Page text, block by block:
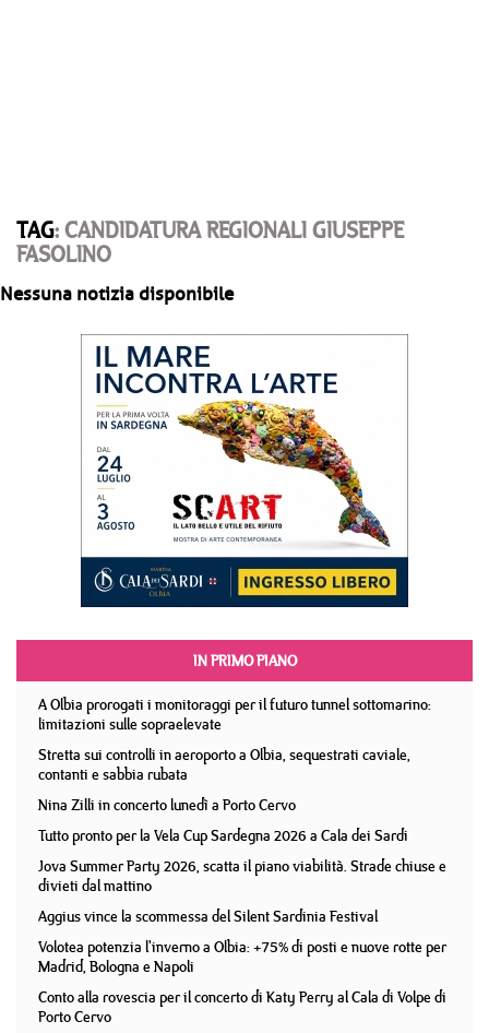
TAG: CANDIDATURA REGIONALI GIUSEPPE
FASOLINO
Nessuna notizia disponibile
IN PRIMO PIANO
A Olbia prorogati i monitoraggi per il futuro tunnel sottomarino:
limitazioni sulle sopraelevate
Stretta sui controlli in aeroporto a Olbia, sequestrati caviale,
contanti e sabbia rubata
Nina Zilli in concerto lunedì a Porto Cervo
Tutto pronto per la Vela Cup Sardegna 2026 a Cala dei Sardi
Jova Summer Party 2026, scatta il piano viabilità. Strade chiuse e
divieti dal mattino
Aggius vince la scommessa del Silent Sardinia Festival
Volotea potenzia l'inverno a Olbia: +75% di posti e nuove rotte per
Madrid, Bologna e Napoli
Conto alla rovescia per il concerto di Katy Perry al Cala di Volpe di
Porto Cervo